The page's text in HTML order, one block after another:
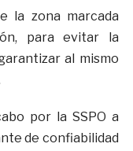
la zona marcada
para evitar la
al mismo
por la SSPO a
de confiabilidad